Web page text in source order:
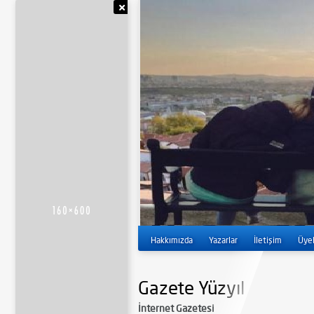
Hakkımızda Yazarlar İletişim
Gazete Yüzyıl
İnternet Gazetesi